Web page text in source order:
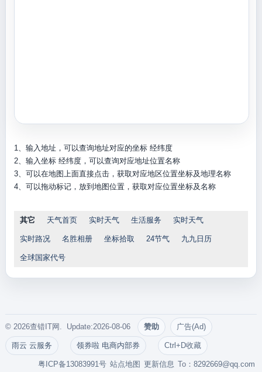
1、输入地址，可以查询地址对应的坐标 经纬度
2、输入坐标 经纬度，可以查询对应地址位置名称
3、可以在地图上面直接点击，获取对应地区位置坐标及地理名称
4、可以拖动标记，放到地图位置，获取对应位置坐标及名称
其它 天气首页 实时天气 生活服务 实时天气
实时路况 名胜相册 坐标拾取 24节气 九九日历
全球国家代号
© 2026查错IT网. Update:2026-08-06 赞助 广告(Ad)
雨云 云服务 领券啦 电商内部券 Ctrl+D收藏
To：8292669@qq.com
更新信息
站点地图
粤ICP备13083991号